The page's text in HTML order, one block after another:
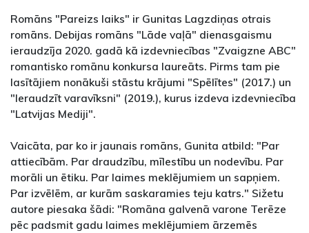
Romāns "Pareizs laiks" ir Gunitas Lagzdiņas otrais
romāns. Debijas romāns "Lāde vaļā" dienasgaismu
ieraudzīja 2020. gadā kā izdevniecības "Zvaigzne ABC"
romantisko romānu konkursa laureāts. Pirms tam pie
lasītājiem nonākuši stāstu krājumi "Spēlītes" (2017.) un
"Ieraudzīt varavīksni" (2019.), kurus izdeva izdevniecība
"Latvijas Mediji".
Vaicāta, par ko ir jaunais romāns, Gunita atbild: "Par
attiecībām. Par draudzību, mīlestību un nodevību. Par
morāli un ētiku. Par laimes meklējumiem un sapņiem.
Par izvēlēm, ar kurām saskaramies teju katrs." Sižetu
autore piesaka šādi: "Romāna galvenā varone Terēze
pēc padsmit gadu laimes meklējumiem ārzemēs